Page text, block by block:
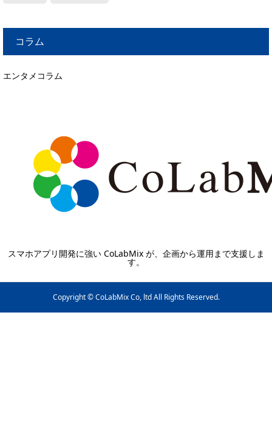
コラム
エンタメコラム
スマホアプリ開発に強い CoLabMix が、企画から運用まで支援しま
す。
Copyright © CoLabMix Co, ltd All Rights Reserved.